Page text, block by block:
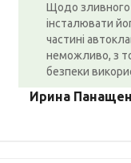
Щодо зливного
інсталювати
частині
неможливо, з
безпеки
Ирина